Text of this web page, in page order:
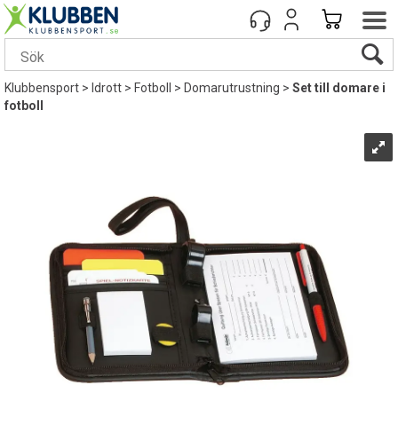
Klubbensport> Idrott>Fotboll >Domarutrustning>Set till domare i
fotboll